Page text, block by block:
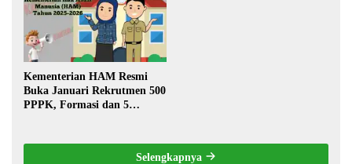
Kementerian HAM Resmi
Buka Januari Rekrutmen 500
PPPK, Formasi dan 5
Selengkapnya